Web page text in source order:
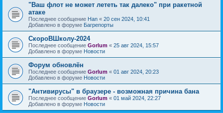
"Ваш флот не может лететь так далеко" при ракетной
атаке
Последнее сообщение Han « 20 сен 2024, 10:41
Добавлено в форуме Багрепорты
СкороВШколу-2024
Последнее сообщение Gorlum « 25 авг 2024, 15:57
Добавлено в форуме Новости
Форум обновлён
Последнее сообщение Gorlum « 01 авг 2024, 20:23
Добавлено в форуме Новости
"Антивирусы" в браузере - возможная причина бана
Последнее сообщение Gorlum « 01 май 2024, 22:27
Добавлено в форуме Новости